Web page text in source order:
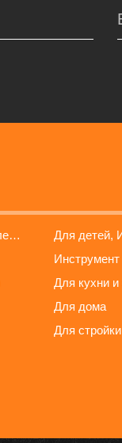
Компьютеры, электроника, телефоны
Для
Инструмент
Для кухни и
Для дома
Для стройки